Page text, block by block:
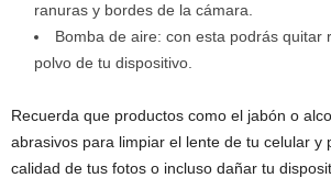
ranuras y bordes de la cámara.
Bomba de aire: con esta podrás quitar
polvo de tu dispositivo.
Recuerda que productos como el jabón o
abrasivos para limpiar el lente de tu celular y
calidad de tus fotos o incluso dañar tu